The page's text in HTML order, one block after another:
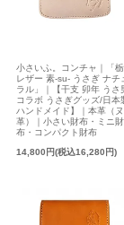
小さいふ。コンチャ｜「
レザー 素-su- うさぎ ナチ
ラル」｜【干支 卯年 うさ
コラボ うさぎグッズ/日本
ハンドメイド】｜本革（ヌ
革）｜小さい財布・ミニ財
布・コンパクト財布
14,800円(税込16,280円)